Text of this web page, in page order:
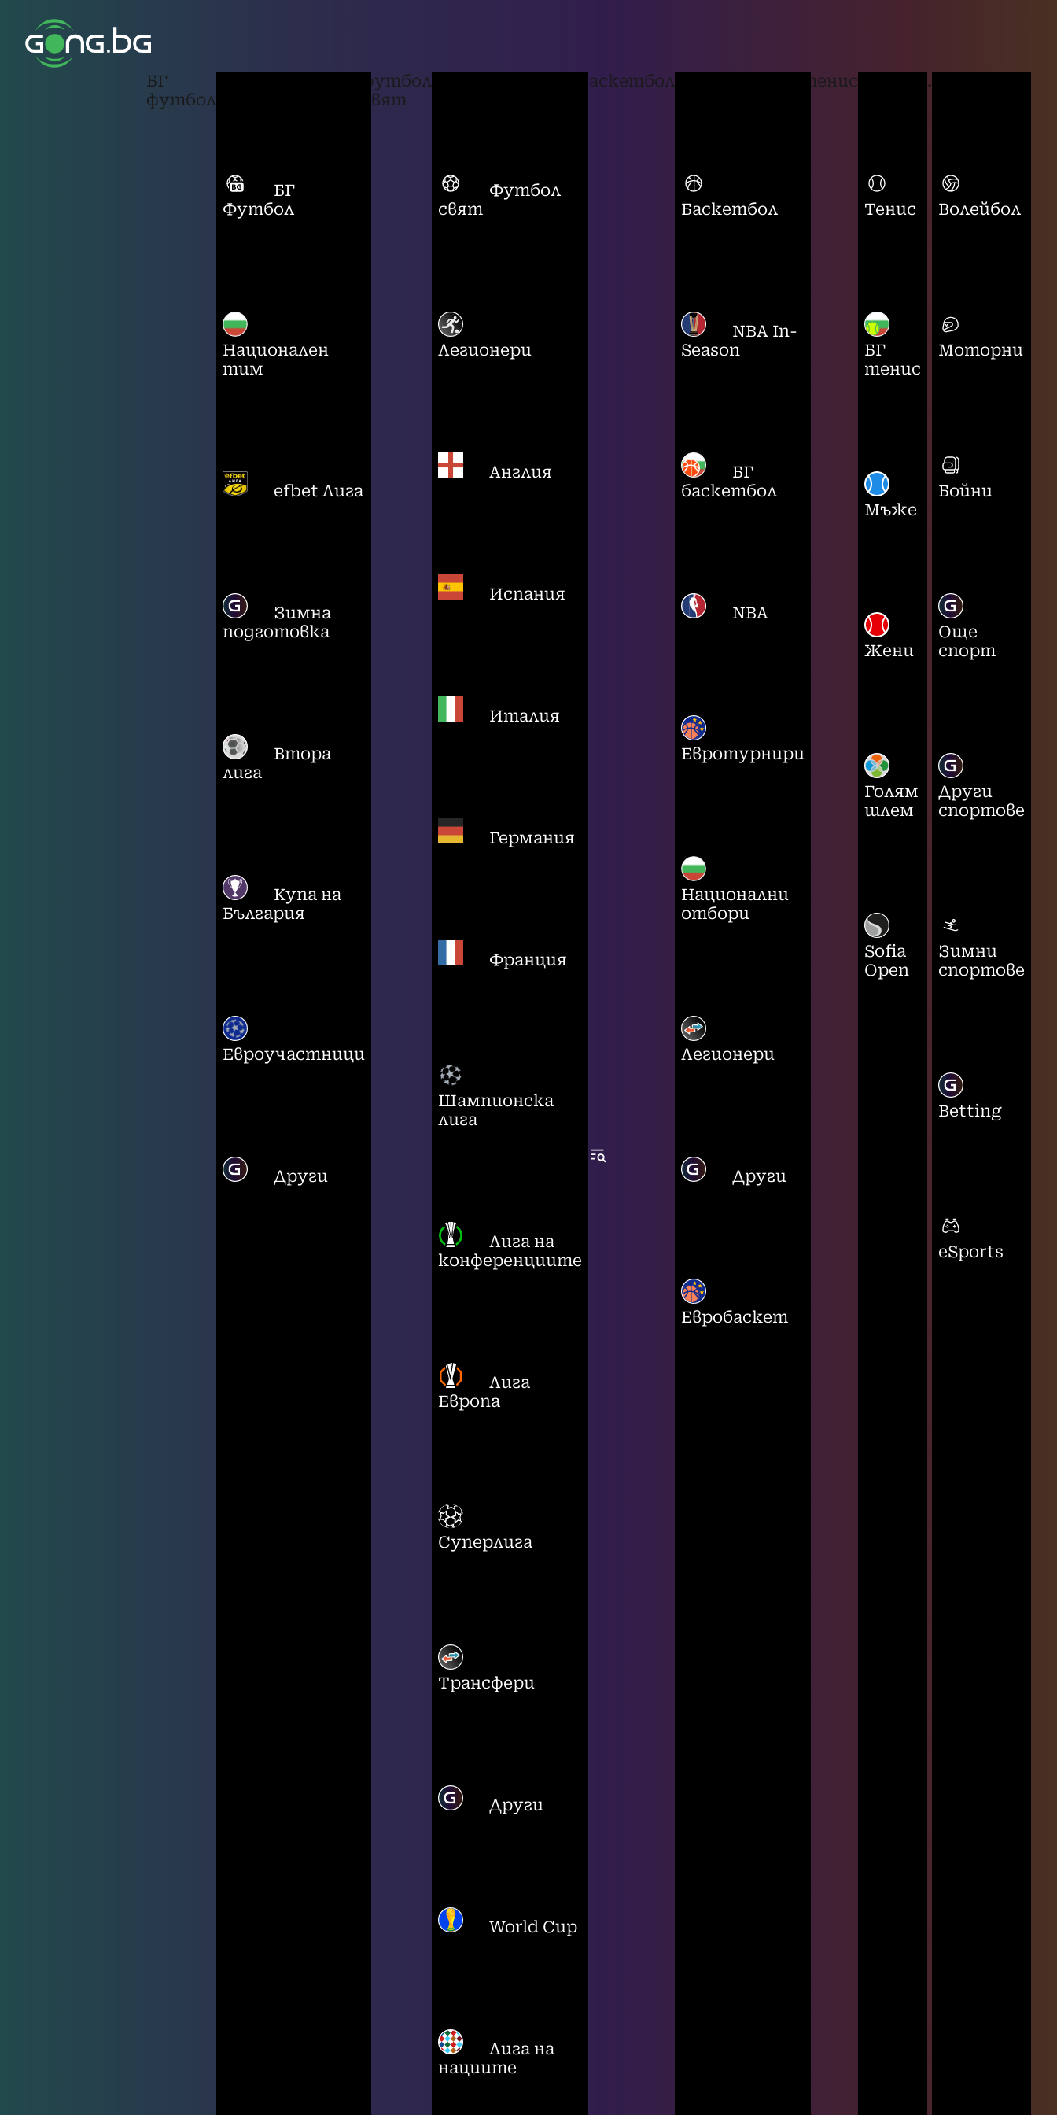
БГ
футбол
БГ
Футбол
Национален
тим
efbet Лига
Зимна
подготовка
Втора
лига
Купа на
България
Евроучастници
Други
футбол
свят
Футбол
свят
Легионери
Англия
Испания
Италия
Германия
Франция
Шампионска
лига
Лига на
конференциите
Лига
Европа
Суперлига
Трансфери
Други
World Cup
Лига на
нациите
баскетбол
Баскетбол
NBA In-
Season
БГ
баскетбол
NBA
Евротурнири
Национални
отбори
Легионери
Други
Евробаскет
тенис
Тенис
БГ
тенис
Мъже
Жени
Голям
шлем
Sofia
Open
...
Волейбол
Моторни
Бойни
Още
спорт
Други
спортове
Зимни
спортове
Betting
eSports